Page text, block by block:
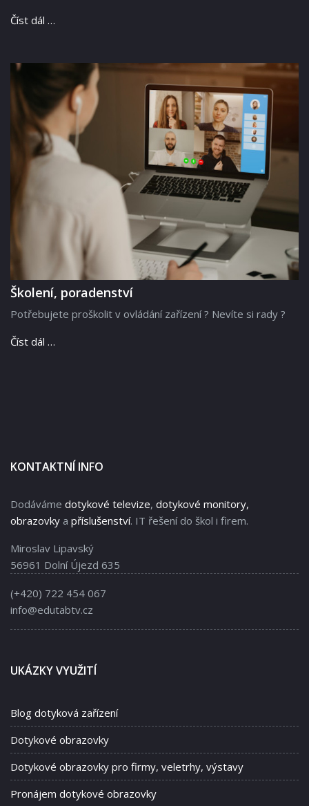
Číst dál …
Školení, poradenství
Potřebujete proškolit v ovládání zařízení ? Nevíte si rady ?
Číst dál …
KONTAKTNÍ INFO
Dodáváme dotykové televize, dotykové monitory,
obrazovky a příslušenství. IT řešení do škol i firem.
Miroslav Lipavský
56961 Dolní Újezd 635
(+420) 722 454 067
info@edutabtv.cz
UKÁZKY VYUŽITÍ
Blog dotyková zařízení
Dotykové obrazovky
Dotykové obrazovky pro firmy, veletrhy, výstavy
Pronájem dotykové obrazovky